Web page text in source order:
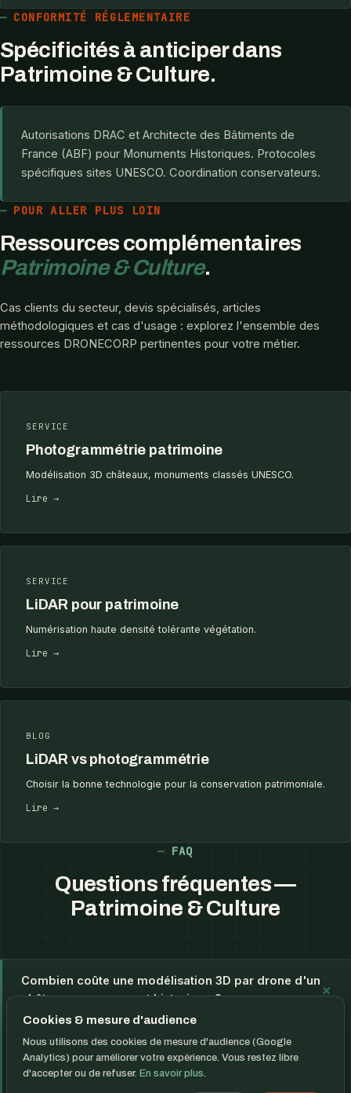
CONFORMITÉ RÉGLEMENTAIRE
Spécificités à anticiper dans
Patrimoine & Culture.
Autorisations DRAC et Architecte des Bâtiments de
France (ABF) pour Monuments Historiques. Protocoles
spécifiques sites UNESCO. Coordination conservateurs.
POUR ALLER PLUS LOIN
Ressources complémentaires
Patrimoine & Culture.
Cas clients du secteur, devis spécialisés, articles
méthodologiques et cas d'usage : explorez l'ensemble des
ressources DRONECORP pertinentes pour votre métier.
SERVICE
Photogrammétrie patrimoine
Modélisation 3D châteaux, monuments classés UNESCO.
Lire →
SERVICE
LiDAR pour patrimoine
Numérisation haute densité tolérante végétation.
Lire →
BLOG
LiDAR vs photogrammétrie
Choisir la bonne technologie pour la conservation patrimoniale.
Lire →
FAQ
Questions fréquentes —
Patrimoine & Culture
Combien coûte une modélisation 3D par drone d'un
château ou monument historique ?
+
précision demandé (centimétrique ou millimétrique), nombre
de façades et livrable final (nuage de points, maquette 3D,
orthophoto). drone-corp ne fixe pas les prix : chaque
Cookies & mesure d'audience
Nous utilisons des cookies de mesure d'audience (Google
Analytics) pour améliorer votre expérience. Vous restez libre
d'accepter ou de refuser. En savoir plus.